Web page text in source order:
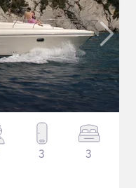
3 3